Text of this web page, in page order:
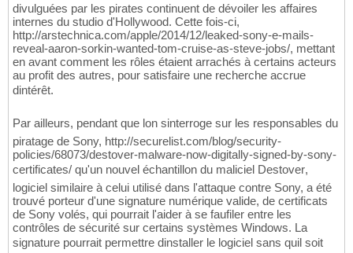
divulguées par les pirates continuent de dévoiler les affaires
internes du studio d'Hollywood. Cette fois-ci,
http://arstechnica.com/apple/2014/12/leaked-sony-e-mails-
reveal-aaron-sorkin-wanted-tom-cruise-as-steve-jobs/, mettant
en avant comment les rôles étaient arrachés à certains acteurs
au profit des autres, pour satisfaire une recherche accrue
dintérêt.
Par ailleurs, pendant que lon sinterroge sur les responsables du
piratage de Sony, http://securelist.com/blog/security-
policies/68073/destover-malware-now-digitally-signed-by-sony-
certificates/ qu'un nouvel échantillon du maliciel Destover,
logiciel similaire à celui utilisé dans l'attaque contre Sony, a été
trouvé porteur d'une signature numérique valide, de certificats
de Sony volés, qui pourrait l'aider à se faufiler entre les
contrôles de sécurité sur certains systèmes Windows. La
signature pourrait permettre dinstaller le logiciel sans quil soit